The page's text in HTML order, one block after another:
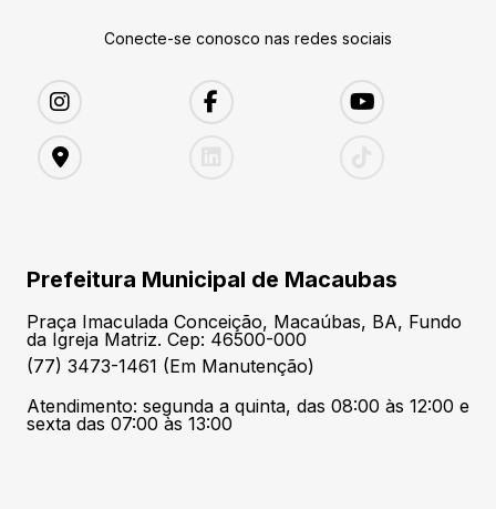
Conecte-se conosco nas redes sociais
Prefeitura Municipal de Macaubas
Praça Imaculada Conceição, Macaúbas, BA, Fundo
da Igreja Matriz. Cep: 46500-000
(77) 3473-1461 (Em Manutenção)
Atendimento: segunda a quinta, das 08:00 às 12:00 e
sexta das 07:00 às 13:00